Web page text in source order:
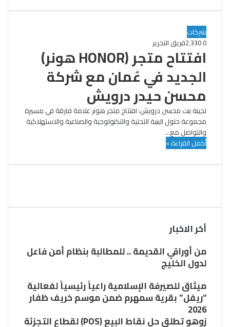
شركات
فريق التحرير
0
افتتاح متجر (HONOR هونر)
الجديد في عُمان مع شركة
محسن حيدر درويش
لجينة بنت محسن درويش: افتتاح متجر هونر علامة فارقة في مسيرة
مجموعة حلول البنية التحتية والتكنولوجية والصناعية والاستهلاكية
والتواصل مع…
أكمل القراءة »
أخر الاخبار
من أوراقي القديمة .. للمطالبة بنظام أمن فاعل
لدول الخليج
ميثاق للصيرفة الإسلامية راعياً رئيسياً لفعالية
“ريفل” بقرية سمهرم ضمن موسم خريف ظفار
2026
زوهو تطلق حل نقاط البيع (POS) لقطاع التجزئة